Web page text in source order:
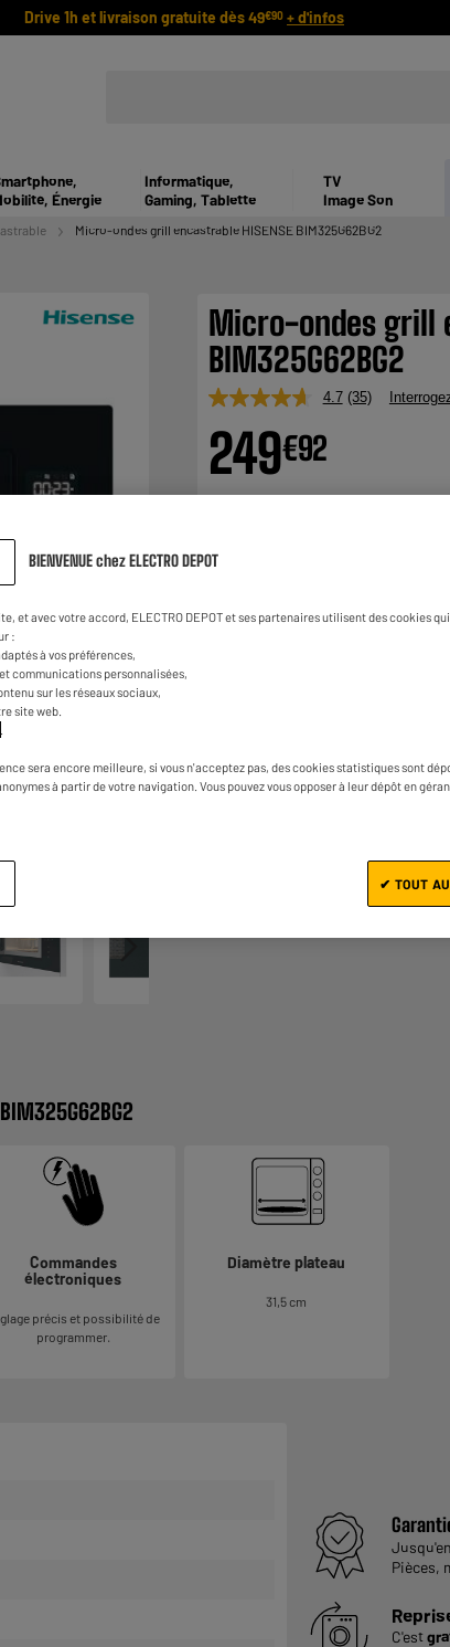
Drive 1h et livraison gratuite dès 49€90 + d'infos
Énergie
Informatique,
Gaming, Tablette
TV
Image Son
Micro-ondes grill encastrable HISENSE BIM325G62BG2
Micro-ondes grill
BIM325G62BG2
4.7 Lire
la
(35)
249€92
Dont3€80
Commandes
électroniques
précis et possibilité de
programmer.
Diamètre plateau
31,5 cm
Jusqu'en
Pièces,
C'est
BIENVENUE chez ELECTRO DEPOT
et avec votre accord, ELECTRO DEPOT et ses partenaires utilisent des cookies
:
à vos préférences,
communications personnalisées,
sur les réseaux sociaux,
site web.
sera encore meilleure, si vous n'acceptez pas, des cookies statistiques sont
à partir de votre navigation. Vous pouvez vous opposer à leur dépôt en
✔ TOUT